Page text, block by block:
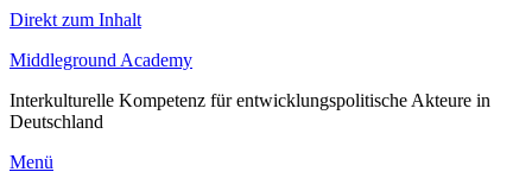
Direkt zum Inhalt
Middleground Academy
Interkulturelle Kompetenz für entwicklungspolitische Akteure in
Deutschland
Menü